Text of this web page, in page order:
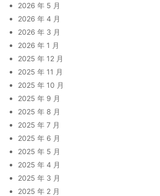
2026 年 5 月
2026 年 4 月
2026 年 3 月
2026 年 1 月
2025 年 12 月
2025 年 11 月
2025 年 10 月
2025 年 9 月
2025 年 8 月
2025 年 7 月
2025 年 6 月
2025 年 5 月
2025 年 4 月
2025 年 3 月
2025 年 2 月